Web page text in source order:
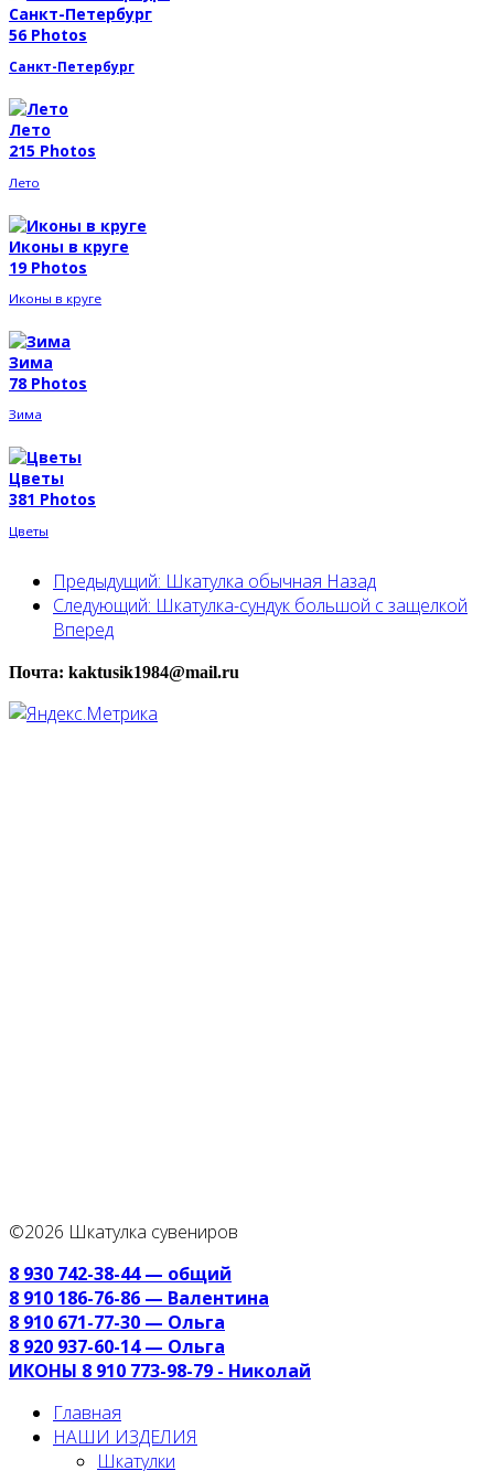
Санкт-Петербург
56 Photos
Санкт-Петербург
Лето
215 Photos
Лето
Иконы в круге
19 Photos
Иконы в круге
Зима
78 Photos
Зима
Цветы
381 Photos
Цветы
Предыдущий: Шкатулка обычная Назад
Следующий: Шкатулка-сундук большой с защелкой
Вперед
Почта: kaktusik1984@mail.ru
©2026 Шкатулка сувениров
8 930 742-38-44 — общий
8 910 186-76-86 — Валентина
8 910 671-77-30 — Ольга
8 920 937-60-14 — Ольга
ИКОНЫ 8 910 773-98-79 - Николай
Главная
НАШИ ИЗДЕЛИЯ
Шкатулки